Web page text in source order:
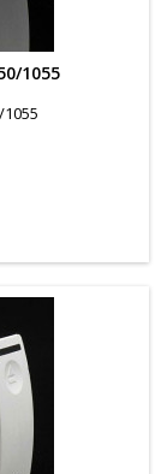
1055
1055